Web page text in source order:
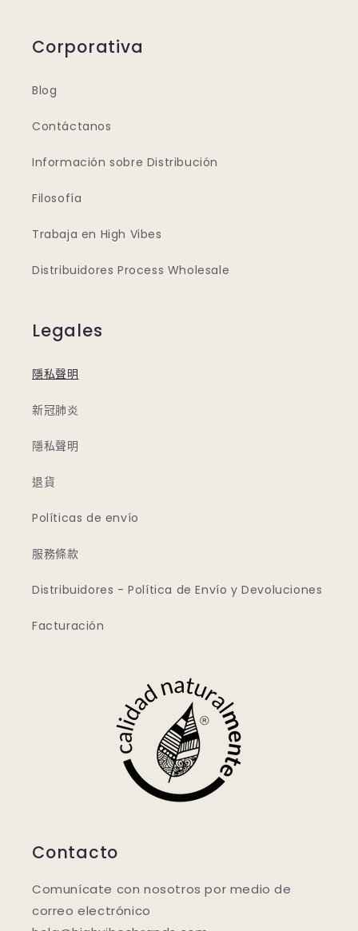
Corporativa
Blog
Contáctanos
Información sobre Distribución
Filosofía
Trabaja en High Vibes
Distribuidores Process Wholesale
Legales
隱私聲明
新冠肺炎
隱私聲明
退貨
Políticas de envío
服務條款
Distribuidores - Política de Envío y Devoluciones
Facturación
Contacto
Comunícate con nosotros por medio de
correo electrónico